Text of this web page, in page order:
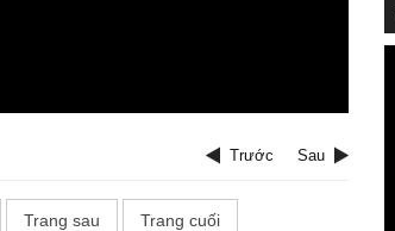
Trước Sau
Trang sau Trang cuối